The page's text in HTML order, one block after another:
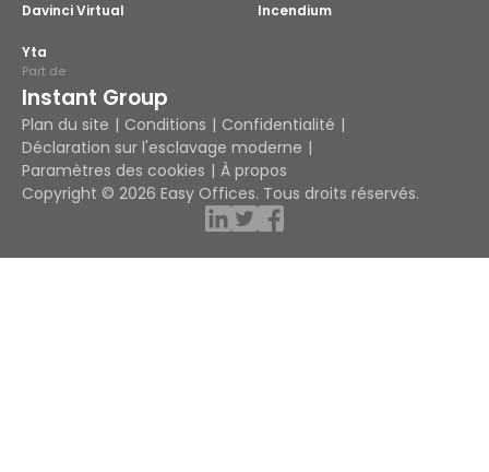
Davinci Virtual Incendium
Yta
Part de
Instant Group
Plan du site Conditions
Confidentialité
Déclaration sur l'esclavage moderne
Paramètres des cookies
À propos
Copyright © 2026 Easy Offices. Tous droits réservés.